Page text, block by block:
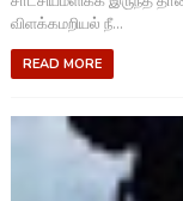
விளக்கமறியல் நீ...
READ MORE